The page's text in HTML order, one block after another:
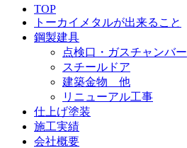
TOP
トーカイメタルが出来ること
鋼製建具
点検口・ガスチャンバー
スチールドア
建築金物 他
リニューアル工事
仕上げ塗装
施工実績
会社概要